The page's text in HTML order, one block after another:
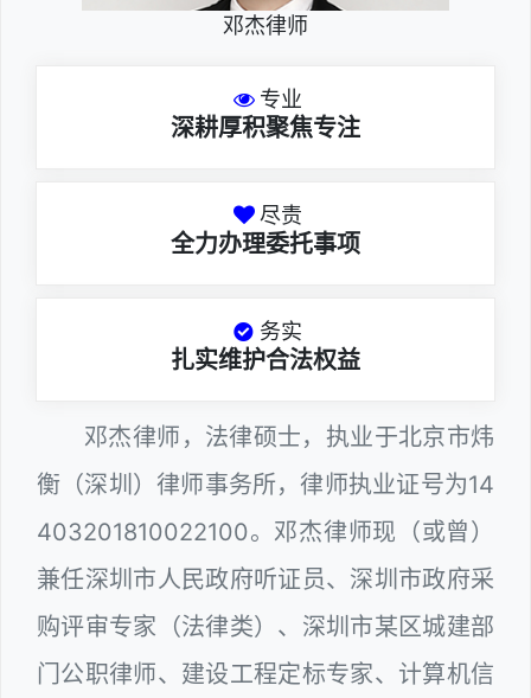
邓杰律师
专业
深耕厚积聚焦专注
尽责
全力办理委托事项
务实
扎实维护合法权益
邓杰律师，法律硕士，执业于北京市炜
衡（深圳）律师事务所，律师执业证号为14
403201810022100。邓杰律师现（或曾）
兼任深圳市人民政府听证员、深圳市政府采
购评审专家（法律类）、深圳市某区城建部
门公职律师、建设工程定标专家、计算机信